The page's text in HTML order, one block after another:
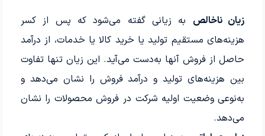
زیان ناخالص به زیانی گفته می‌شود که پس از کسر
هزینه‌های مستقیم تولید یا خرید کالا یا خدمات، از درآمد
حاصل از فروش آنها به‌دست می‌آید. این زیان تنها تفاوت
بین هزینه‌های تولید و درآمد فروش را نشان می‌دهد و
به‌نوعی وضعیت اولیه شرکت در فروش محصولات را نشان
می‌دهد.